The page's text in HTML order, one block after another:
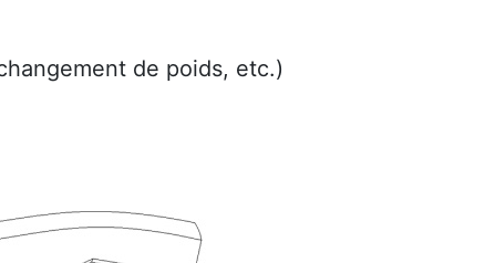
de poids, etc.)